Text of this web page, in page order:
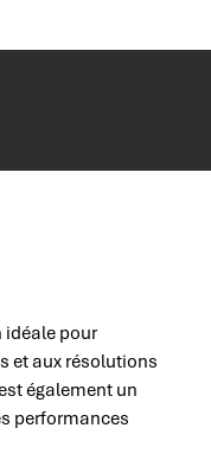
idéale pour
et aux résolutions
également un
performances